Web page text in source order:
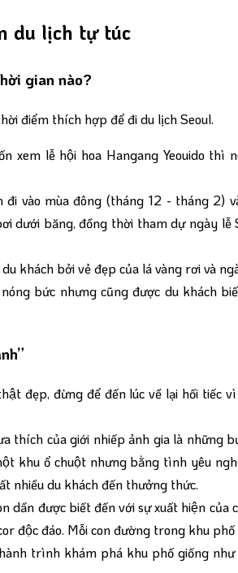
du lịch tự túc
gian nào?
điểm thích hợp để đi du lịch Seoul.
xem lễ hội hoa Hangang Yeouido thì
vào mùa đông (tháng 12 - tháng 2)
dưới băng, đồng thời tham dự ngày lễ
khách bởi vẻ đẹp của lá vàng rơi và
bức nhưng cũng được du khách
đẹp, đừng để đến lúc về lại hối tiếc
thích của giới nhiếp ảnh gia là những
khu ổ chuột nhưng bằng tình yêu
nhiều du khách đến thưởng thức.
dần được biết đến với sự xuất hiện của
độc đáo. Mỗi con đường trong khu
trình khám phá khu phố giống